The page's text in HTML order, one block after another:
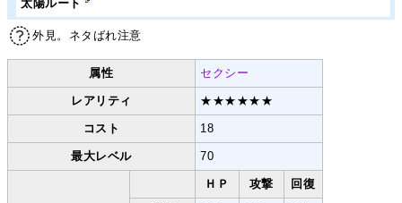
太陽ルート
外見。ネタばれ注意
属性 セクシー
レアリティ ★★★★★★
コスト 18
最大レベル 70
ＨＰ 攻撃 回復